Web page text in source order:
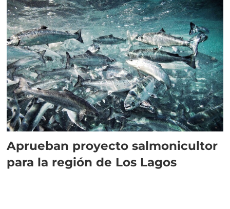
Aprueban proyecto salmonicultor
para la región de Los Lagos